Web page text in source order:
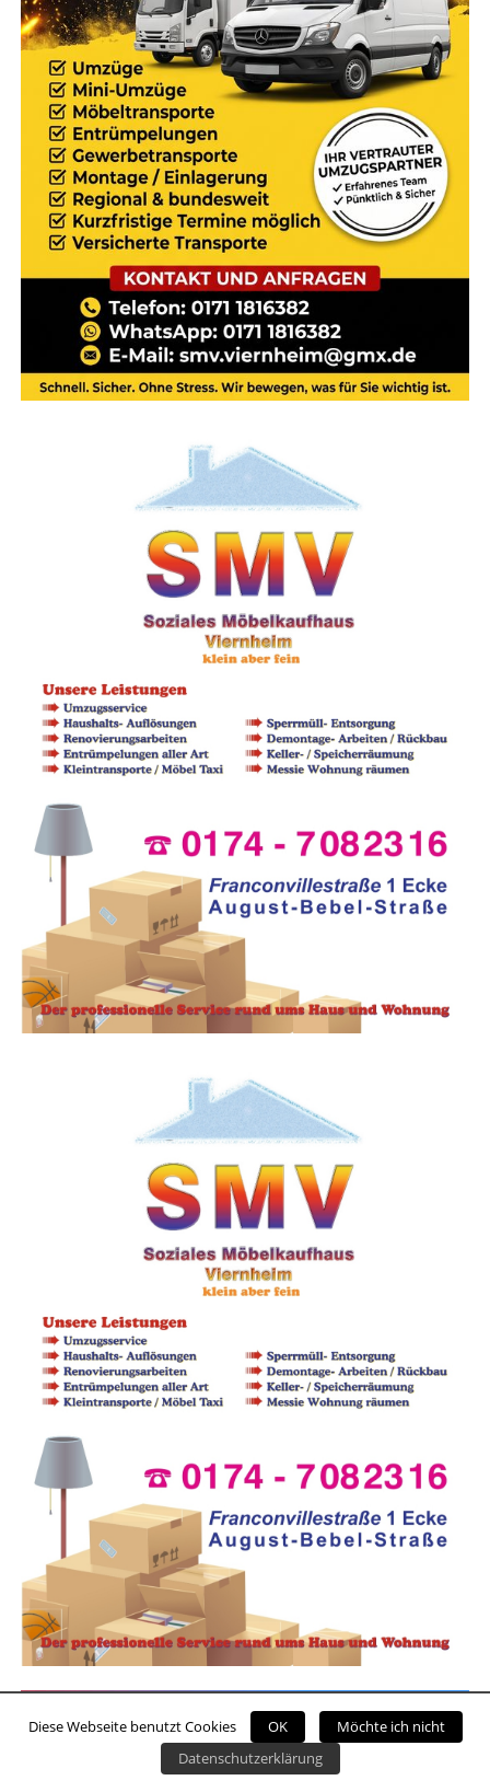
Diese Webseite benutzt Cookies OK
Möchte ich nicht
Datenschutzerklärung